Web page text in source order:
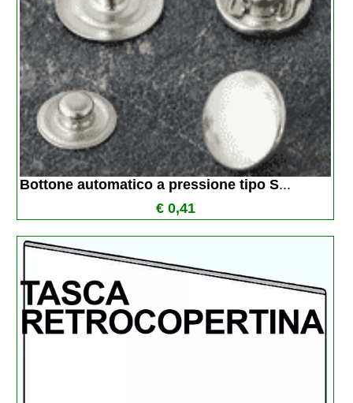
Bottone automatico a pressione tipo S...
€ 0,41